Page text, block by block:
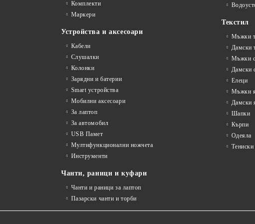
Комплекти
Маркери
Устройства и аксесоари
Кабели
Слушалки
Колонки
Зарядни и батерии
Smart устройства
Мобилни аксесоари
За лаптоп
За автомобил
USB Памет
Мултифункционални ножчета
Инструменти
Чанти, раници и куфари
Чанти и раници за лаптоп
Пазарски чанти и торби
Текстил
Мъжки
Дамски
Мъжки
Дамски
Елеци
Мъжки
Дамски
Шапки
Кърпи
Одеяла